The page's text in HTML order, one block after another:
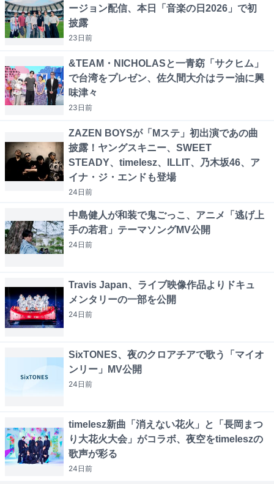
ージョン配信、本日「音楽の日2026」で初
披露
23日前
&TEAM・NICHOLASと一青窈「サクヒム」
で台湾をプレゼン、佐久間大介はラー油に興
味津々
23日前
ZAZEN BOYSが「Mステ」初出演であの曲
披露！ヤングスキニー、SWEET
STEADY、timelesz、ILLIT、乃木坂46、ア
イナ・ジ・エンドも登場
24日前
中島健人が和装で鬼ごっこ、アニメ「逃げ上
手の若君」テーマソングMV公開
24日前
Travis Japan、ライブ映像作品よりドキュ
メンタリーの一部を公開
24日前
SixTONES、夜のクロアチアで歌う「マイオ
ンリー」MV公開
24日前
timelesz新曲「消えない花火」と「長岡まつ
り大花火大会」がコラボ、夜空をtimeleszの
歌声が彩る
24日前